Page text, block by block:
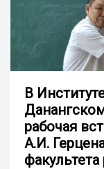
В
рабочая
А.И.